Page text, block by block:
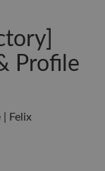
Profile
| Felix